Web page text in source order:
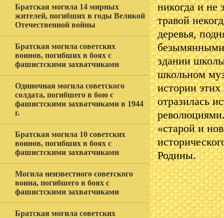
Братская могила 14 мирных
жителей, погибших в годы Великой
Отечественной войны
Братская могила советских
воинов, погибших в боях с
фашистскими захватчиками
Одиночная могила советского
солдата, погибшего в бою с
фашистскими захватчиками в 1944
г.
Братская могила 10 советских
воинов, погибших в боях с
фашистскими захватчиками
Могила неизвестного советского
воина, погибшего в боях с
фашистскими захватчиками
Братская могила советских
никогда и не
травой
деревья,
здании
школьном
истории
отразилась
«старой и
Родины.